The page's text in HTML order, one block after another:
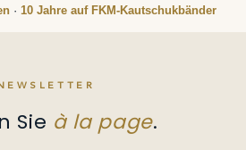
· 10 Jahre auf FKM-Kautschukbänder
Sie à la page.